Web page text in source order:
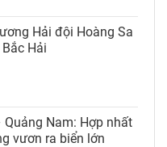
Hải đội Hoàng Sa
Hải
Nam: Hợp nhất
vươn ra biển lớn